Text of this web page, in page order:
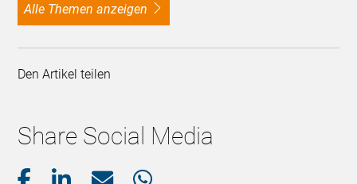
alle Themen anzeigen
Den Artikel teilen
Share Social Media